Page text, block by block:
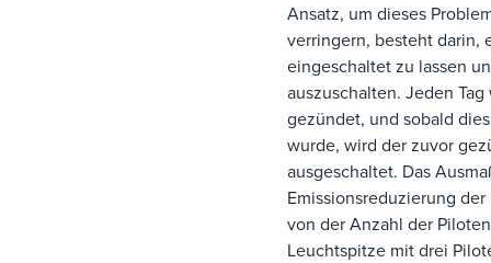
Ansatz, um dieses
verringern, besteht darin,
eingeschaltet zu lassen
auszuschalten. Jeden
gezündet, und sobald
wurde, wird der zuvor
ausgeschaltet. Das
Emissionsreduzierung
von der Anzahl der
Leuchtspitze mit drei